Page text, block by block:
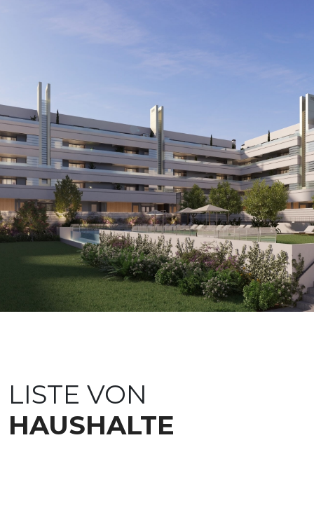
LISTE VON
HAUSHALTE